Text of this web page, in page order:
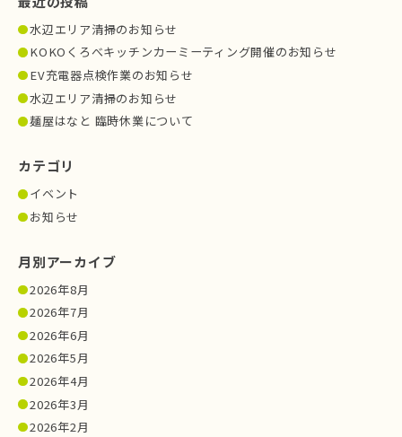
水辺エリア清掃のお知らせ
KOKOくろべキッチンカーミーティング開催のお知らせ
EV充電器点検作業のお知らせ
水辺エリア清掃のお知らせ
麺屋はなと 臨時休業について
カテゴリ
イベント
お知らせ
月別アーカイブ
2026年8月
2026年7月
2026年6月
2026年5月
2026年4月
2026年3月
2026年2月